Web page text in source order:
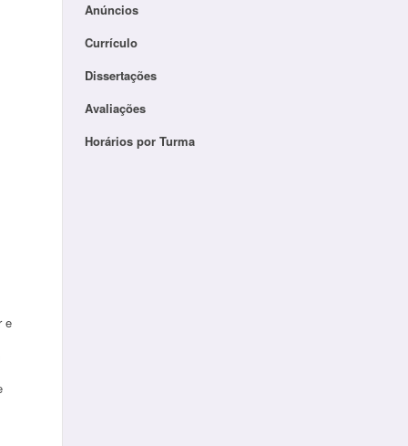
e
Anúncios
Currículo
Dissertações
Avaliações
Horários por Turma